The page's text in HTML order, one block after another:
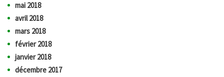
mai 2018
avril 2018
mars 2018
février 2018
janvier 2018
décembre 2017